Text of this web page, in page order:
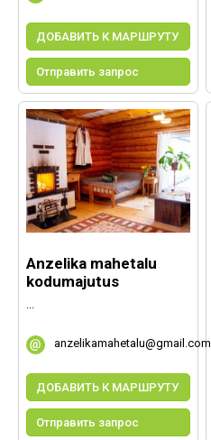
ДОБАВИТЬ К МАРШРУТУ
Отправить запрос
Anzelika mahetalu
kodumajutus
anzelikamahetalu@gmail.com
ДОБАВИТЬ К МАРШРУТУ
Отправить запрос